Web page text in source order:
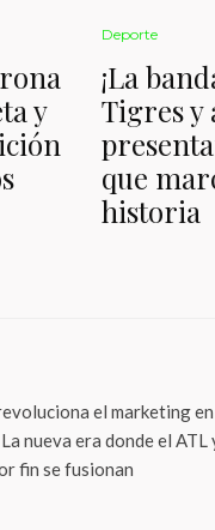
y
Deporte
¡La
Tigres y
que
historia
el marketing en
nueva era donde el ATL
fin se fusionan